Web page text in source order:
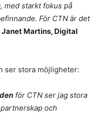
med starkt fokus på
För CTN är det
Janet Martins, Digital
ser stora möjligheter:
för CTN ser jag stora
och